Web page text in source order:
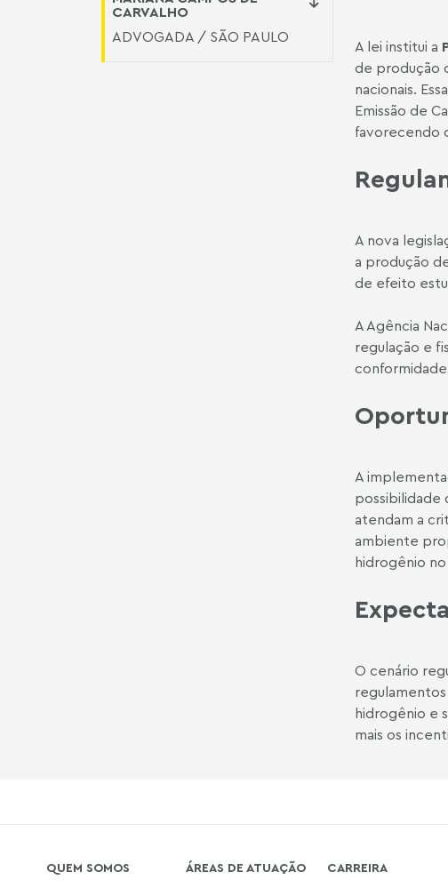
CARVALHO
ADVOGADA / SÃO PAULO
A lei institui a
de produção
nacionais.
Emissão de
favorecendo
A nova
a produção
de efeito
A Agência
regulação e
A
possibilidade
atendam a
ambiente
hidrogênio no
O cenário
hidrogênio e
mais os
QUEM SOMOS ÁREAS DE ATUAÇÃO CARREIRA